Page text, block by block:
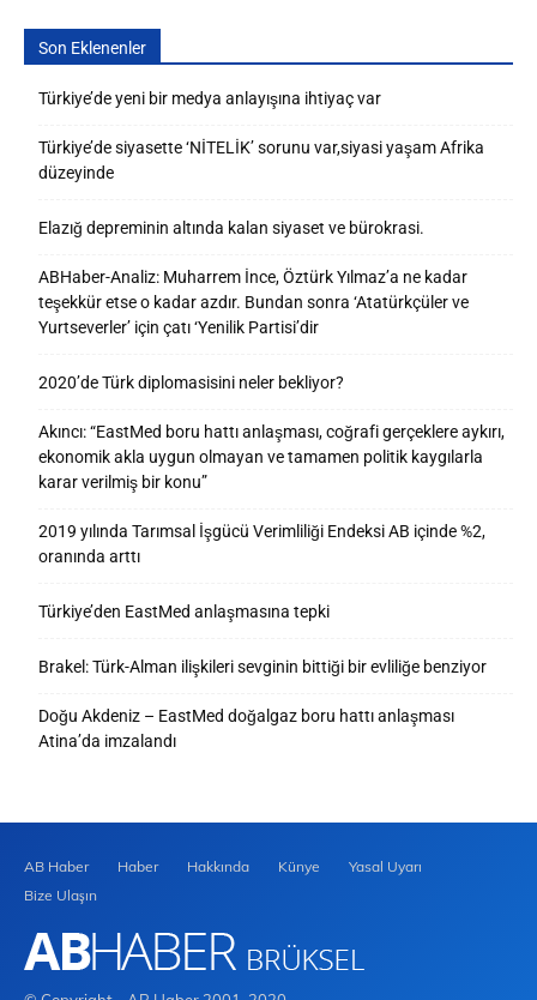
Son Eklenenler
Türkiye’de yeni bir medya anlayışına ihtiyaç var
Türkiye’de siyasette ‘NİTELİK’ sorunu var,siyasi yaşam Afrika
düzeyinde
Elazığ depreminin altında kalan siyaset ve bürokrasi.
ABHaber-Analiz: Muharrem İnce, Öztürk Yılmaz’a ne kadar
teşekkür etse o kadar azdır. Bundan sonra ‘Atatürkçüler ve
Yurtseverler’ için çatı ‘Yenilik Partisi’dir
2020’de Türk diplomasisini neler bekliyor?
Akıncı: “EastMed boru hattı anlaşması, coğrafi gerçeklere aykırı,
ekonomik akla uygun olmayan ve tamamen politik kaygılarla
karar verilmiş bir konu”
2019 yılında Tarımsal İşgücü Verimliliği Endeksi AB içinde %2,
oranında arttı
Türkiye’den EastMed anlaşmasına tepki
Brakel: Türk-Alman ilişkileri sevginin bittiği bir evliliğe benziyor
Doğu Akdeniz – EastMed doğalgaz boru hattı anlaşması
Atina’da imzalandı
AB Haber Haber Hakkında Künye
Yasal Uyarı
Bize Ulaşın